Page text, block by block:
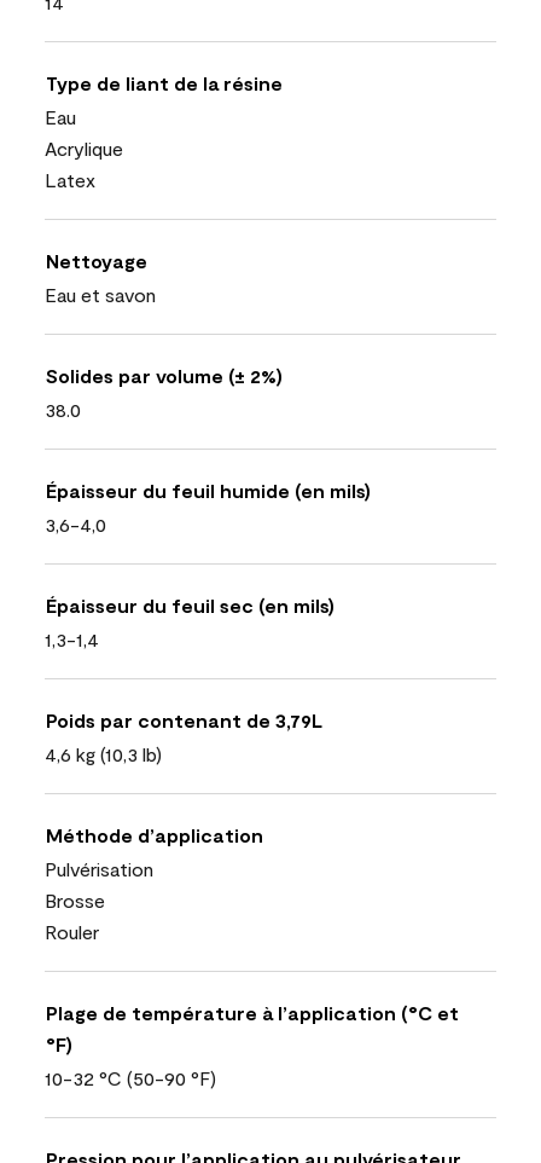
Type de liant de la résine
Eau
Acrylique
Latex
Nettoyage
Eau et savon
Solides par volume (± 2%)
38.0
Épaisseur du feuil humide (en mils)
3,6-4,0
Épaisseur du feuil sec (en mils)
1,3-1,4
Poids par contenant de 3,79L
4,6 kg (10,3 lb)
Méthode d’application
Pulvérisation
Brosse
Rouler
Plage de température à l’application (°C et
°F)
10-32 °C (50-90 °F)
Pression pour l’application au pulvérisateur